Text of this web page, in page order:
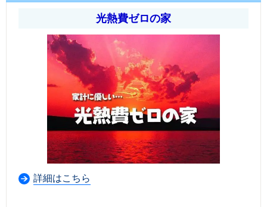
光熱費ゼロの家
詳細はこちら